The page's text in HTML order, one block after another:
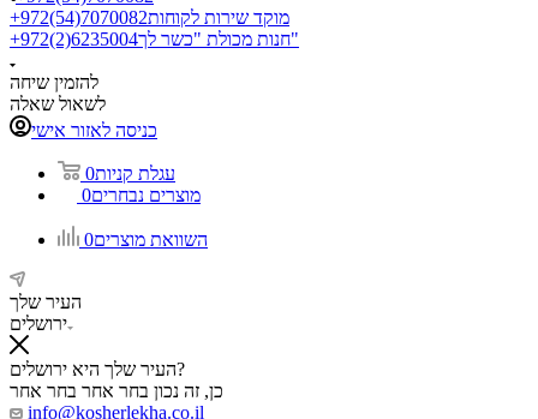
+972(54)7070082מוקד שירות לקוחות
+972(2)6235004
חנות מכולת "כשר לך"
להזמין שיחה
לשאול שאלה
כניסה לאזור אישי
עגלת קניות0
מוצרים נבחרים0
השוואת מוצרים0
העיר שלך
ירושלים
העיר שלך היא ירושלים?
כן, זה נכון בחר אחר בחר אחר
info@kosherlekha.co.il